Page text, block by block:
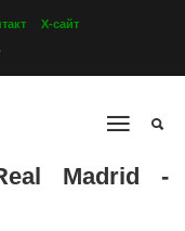
Х-сайт
Madrid -